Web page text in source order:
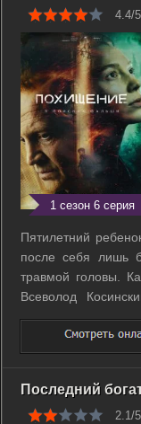
4.4/
1 сезон 6 серия
Пятилетний
после себя лишь
травмой головы.
Всеволод
знаменитого
благополучной,
разрушительные
Последний
2.1/